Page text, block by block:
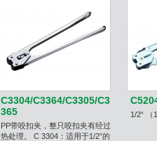
C3304/C3364/C3305/C3
365
PP带咬扣夹，整只咬扣夹有经过
热处理。 C 3304：适用于1/2”的
1/2“ （